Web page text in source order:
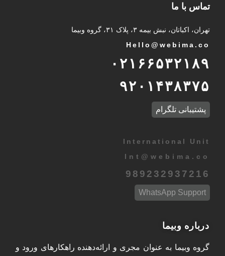
تماس با ما
تهران، اکباتان، نبش بیمه ۳، پلاک ۳۱، گروه وبیما
Hello@webima.co
۰۲۱۶۶۵۳۲۱۸۹
۹۲۰۱۴۳۸۳۷۵
پشتیبانی تلگرام
International Unit
Int @ webima.co
989232937216
WhatsApp Support
درباره وبیما
گروه وبیما به عنوان مجری و ارائه‌دهنده راهکارهای ورود و